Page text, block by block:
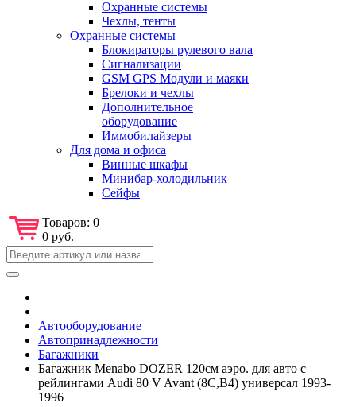
Охранные системы
Чехлы, тенты
Охранные системы
Блокираторы рулевого вала
Сигнализации
GSM GPS Модули и маяки
Брелоки и чехлы
Дополнительное
оборудование
Иммобилайзеры
Для дома и офиса
Винные шкафы
Минибар-холодильник
Сейфы
Товаров: 0
0 руб.
Автооборудование
Автопринадлежности
Багажники
Багажник Menabo DOZER 120см аэро. для авто с
рейлингами Audi 80 V Avant (8C,B4) универсал 1993-
1996